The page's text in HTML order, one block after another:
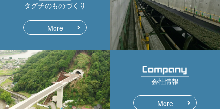
タグチのものづくり
More
会社情報
More